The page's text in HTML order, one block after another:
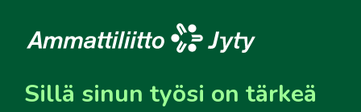
Sillä sinun työsi on tärkeä